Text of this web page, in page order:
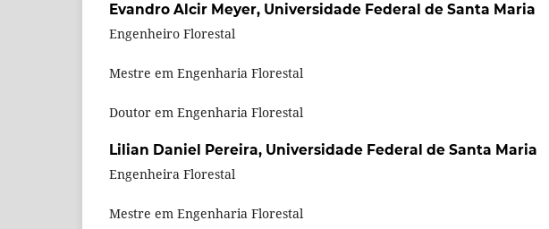
Evandro Alcir Meyer, Universidade Federal de Santa Maria
Engenheiro Florestal
Mestre em Engenharia Florestal
Doutor em Engenharia Florestal
Lilian Daniel Pereira, Universidade Federal de Santa Maria
Engenheira Florestal
Mestre em Engenharia Florestal